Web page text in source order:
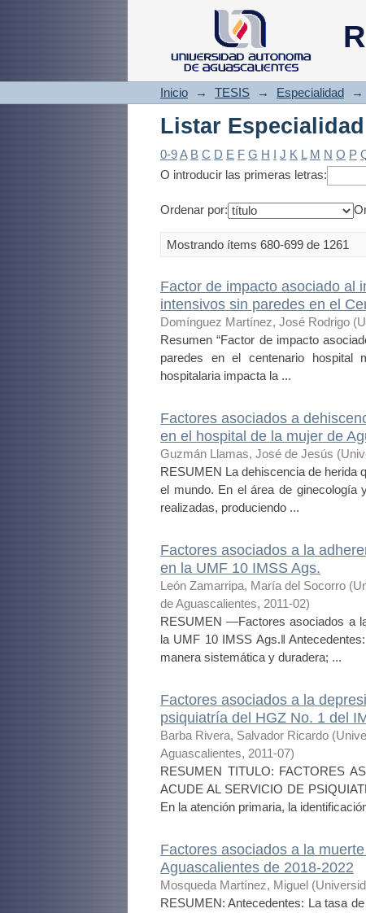
Listar
Inicio → TESIS → Especialidad →
Listar
0-9A B C D E F G H I J K L M N O P
O introducir las primeras letras:
Ordenar por:
Mostrando ítems 680-699 de 1261
Factor de impacto asociado al
intensivos sin paredes en el
Domínguez Martínez, José Rodrigo (
Resumen “Factor de impacto
paredes en el centenario hospital
hospitalaria impacta la ...
Factores asociados a
en el hospital de la mujer de
Guzmán Llamas, José de Jesús (
RESUMEN La dehiscencia de herida
el mundo. En el área de ginecología
realizadas, produciendo ...
Factores asociados a la
en la UMF 10 IMSS Ags.
León Zamarripa, María del Socorro (
de Aguascalientes, 2011-02)
RESUMEN ―Factores asociados a
la UMF 10 IMSS Ags.‖
manera sistemática y duradera; ...
Factores asociados a la
psiquiatría del HGZ No. 1 del
Barba Rivera, Salvador Ricardo (
Aguascalientes, 2011-07)
RESUMEN TITULO: FACTORES
ACUDE AL SERVICIO DE
En la atención primaria, la
Factores asociados a la
Aguascalientes de 2018-2022
Mosqueda Martínez, Miguel (
RESUMEN: Antecedentes: La tasa